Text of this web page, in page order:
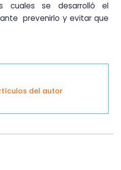
cuales se desarrolló el
prevenirlo y evitar que
del autor